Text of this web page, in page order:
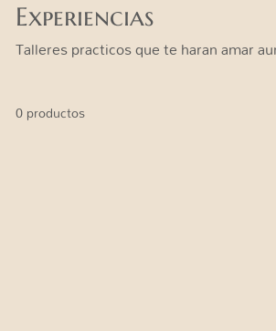
Experiencias
Talleres practicos que te haran amar
0 productos